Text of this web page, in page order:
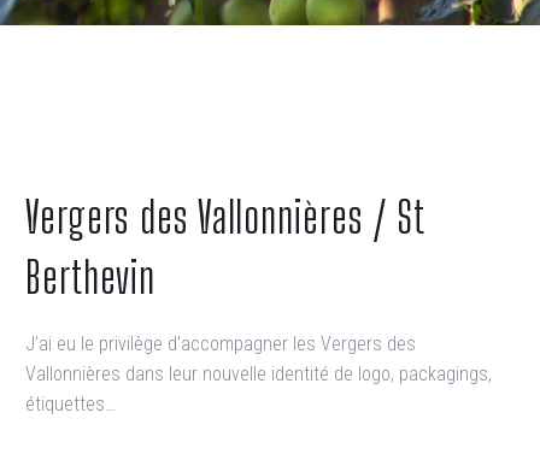
Vergers des Vallonnières / St
Berthevin
J’ai eu le privilège d’accompagner les Vergers des
Vallonnières dans leur nouvelle identité de logo, packagings,
étiquettes…